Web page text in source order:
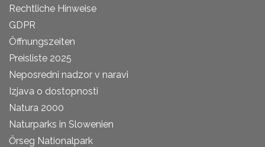
Rechtliche Hinweise
GDPR
Öffnungszeiten
Preisliste 2025
Neposredni nadzor v naravi
Izjava o dostopnosti
Natura 2000
Naturparks in Slowenien
Őrseg Nationalpark